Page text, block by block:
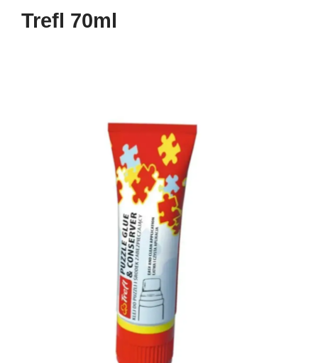
Trefl 70ml